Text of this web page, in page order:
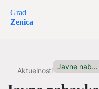
Grad
Zenica
Aktuelnosti Javne nabavke